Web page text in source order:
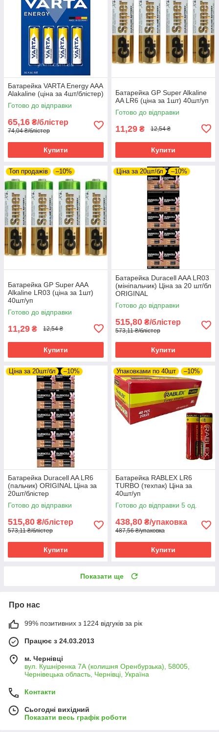
Батарейка VARTA Energy AAA
Alakaline (ціна за 4шт/блістер)
Готово до відправки
65,16 ₴/блістер
74,04 ₴/блістер
Купити
Батарейка GP Super Alkaline
AA LR6 (ціна за 1шт) 40шт/уп
Готово до відправки
11,29 ₴ 12,54 ₴
Купити
Топ продажів –10%
Батарейка GP Super AAA
Alkaline LR03 (ціна за 1шт)
40шт/уп
Готово до відправки
11,29 ₴ 12,54 ₴
Купити
Ціна за 20шт/бл –10%
Батарейка Duracell AAA LR03
(мініпальчик) Ціна за 20 шт/бл
ORIGINAL
Готово до відправки
515,80 ₴/блістер
573,11 ₴/блістер
Купити
Ціна за 20шт/бл –10%
Батарейка Duracell AA LR6
(пальчик) ORIGINAL Ціна за
20шт/блістер
Готово до відправки
515,80 ₴/блістер
573,11 ₴/блістер
Купити
Упаковками по 40шт –10%
Батарейка RABLEX LR6
TURBO (техпак) Ціна за
40шт/уп
Готово до відправки 5 од.
438,80 ₴/упаковка
487,56 ₴/упаковка
Купити
Показати ще
Про нас
99% позитивних з 1224 відгуків за рік
Працює з 24.03.2013
м. Чернівці
вул. Кушніренка 7А (колишня Оренбурзька), 58005,
Чернівецька область, Чернівці, Україна
Контакти
Сьогодні вихідний
Показати весь графік роботи